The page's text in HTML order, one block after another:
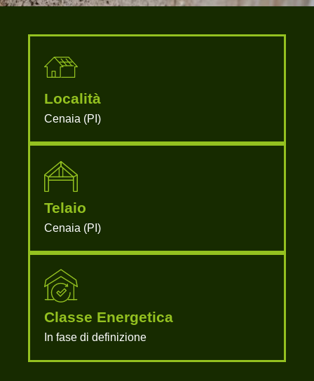
Località
Cenaia (PI)
Telaio
Cenaia (PI)
Classe Energetica
In fase di definizione